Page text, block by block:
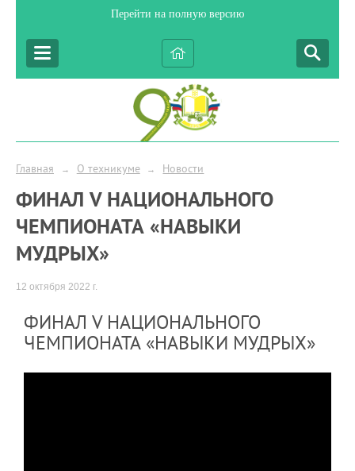
Перейти на полную версию
Главная → О техникуме → Новости
ФИНАЛ V НАЦИОНАЛЬНОГО
ЧЕМПИОНАТА «НАВЫКИ
МУДРЫХ»
12 октября 2022 г.
ФИНАЛ V НАЦИОНАЛЬНОГО
ЧЕМПИОНАТА «НАВЫКИ МУДРЫХ»